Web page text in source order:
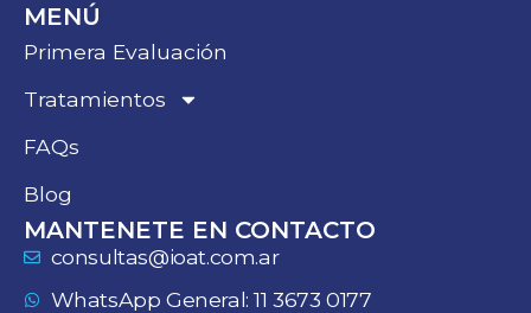
MENÚ
Primera Evaluación
Tratamientos
FAQs
Blog
MANTENETE EN CONTACTO
consultas@ioat.com.ar
WhatsApp General: 11 3673 0177